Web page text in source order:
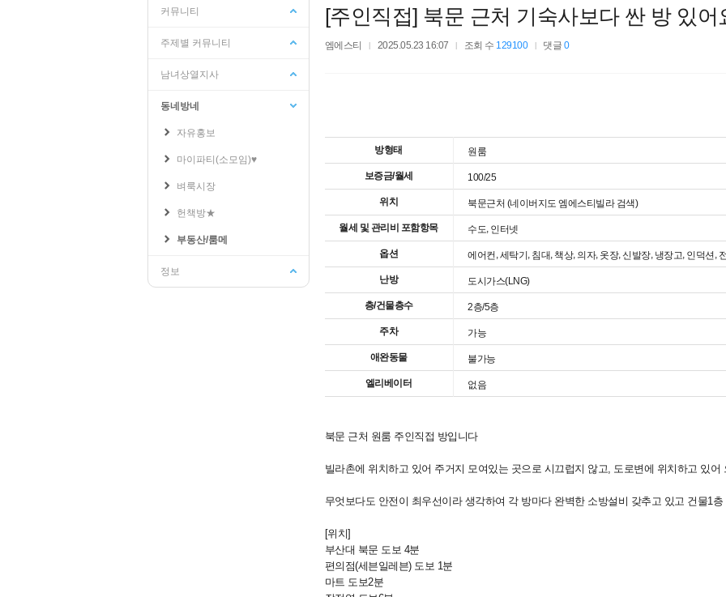
기숙사
인터넷증명발급
학생지원시스템
PLMS
학사일정
맞춤법검사기
이러닝(공무원강좌 등)
도서관좌석정보
e-Book
커뮤니티
주제별 커뮤니티
남녀상열지사
동네방네
자유홍보
마이파티(소모임)♥
벼룩시장
헌책방★
부동산/룸메
정보
[주인직접] 북문 근처 기숙사보다 싼 방 있어
엠에스티 2025.05.23 16:07 조회 수 129100 댓글 0
방형태 원룸
보증금/월세 100/25
위치 북문근처 (네이버지도 엠에스티빌라 검색)
월세 및 관리비 포함항목 수도 인터넷
옵션 에어컨 세탁기 침대 ,책상, 의자, 옷장,신발장, 냉장고 인덕션
난방 도시가스(LNG)
층/건물층수 2층/5층
주차 가능
애완동물 불가능
엘리베이터 없음
북문 근처 원룸 주인직접 방입니다
빌라촌에 위치하고 있어 주거지 모여있는 곳으로 시끄럽지 않고, 도로변에 위치하고 있
무엇보다도 안전이 최우선이라 생각하여 각 방마다 완벽한 소방설비 갖추고 있고 건물1
[위치]
부산대 북문 도보 4분
편의점(세븐일레븐) 도보 1분
마트 도보2분